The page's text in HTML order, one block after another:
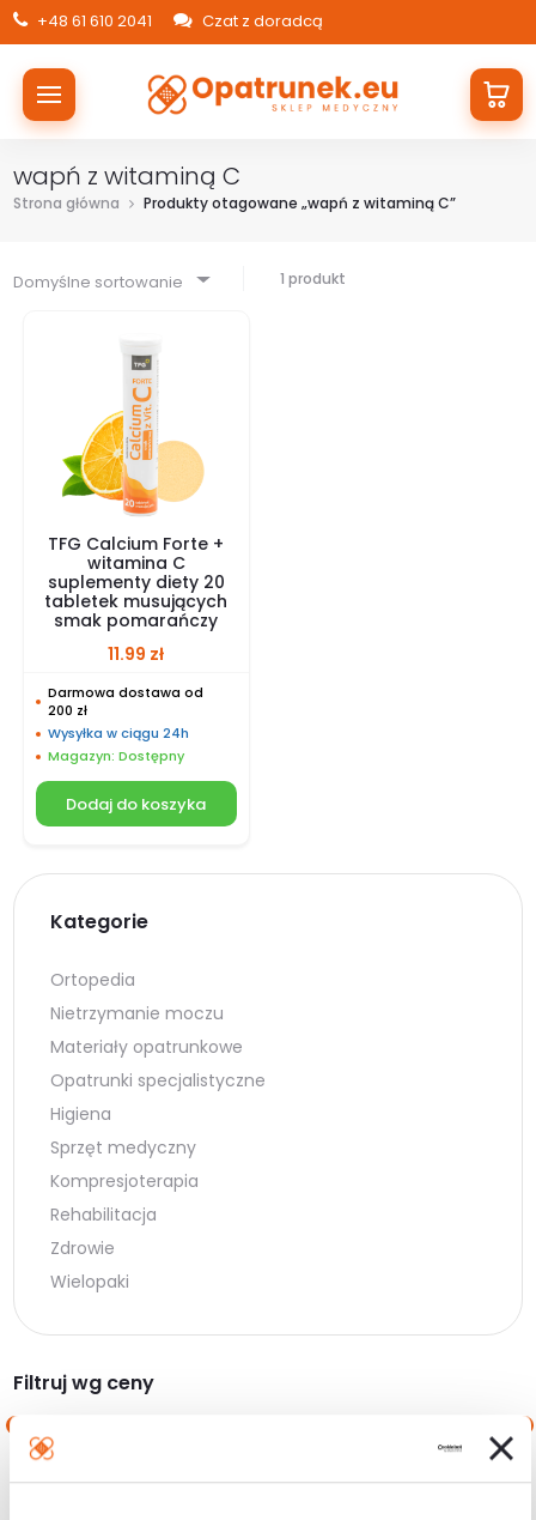
+48 61 610 2041 Czat z doradcą
wapń z witaminą C
Strona główna Produkty otagowane „wapń z witaminą C”
Domyślne sortowanie 1 produkt
TFG Calcium Forte +
witamina C
suplementy diety 20
tabletek musujących
smak pomarańczy
11.99 zł
Darmowa dostawa od
200 zł
Wysyłka w ciągu 24h
Magazyn: Dostępny
Dodaj do koszyka
Kategorie
Ortopedia
Nietrzymanie moczu
Materiały opatrunkowe
Opatrunki specjalistyczne
Higiena
Sprzęt medyczny
Kompresjoterapia
Rehabilitacja
Zdrowie
Wielopaki
Filtruj wg ceny
min.
maks.